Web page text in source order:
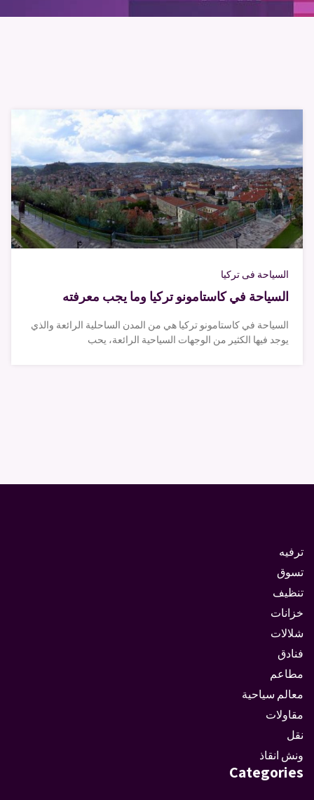
السياحة فى تركيا
السياحة في كاستامونو تركيا وما يجب معرفته
السياحة في كاستامونو تركيا هي من المدن الساحلية الرائعة والذي
يوجد فيها الكثير من الوجهات السياحية الرائعة، يحب
ترفيه
تسوق
تنظيف
خزانات
شلالات
فنادق
مطاعم
معالم سياحية
مقاولات
نقل
ونش انقاذ
Categories